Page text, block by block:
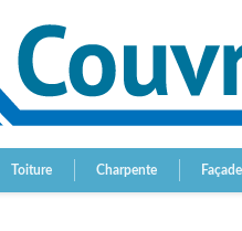
Toiture Charpente Façade